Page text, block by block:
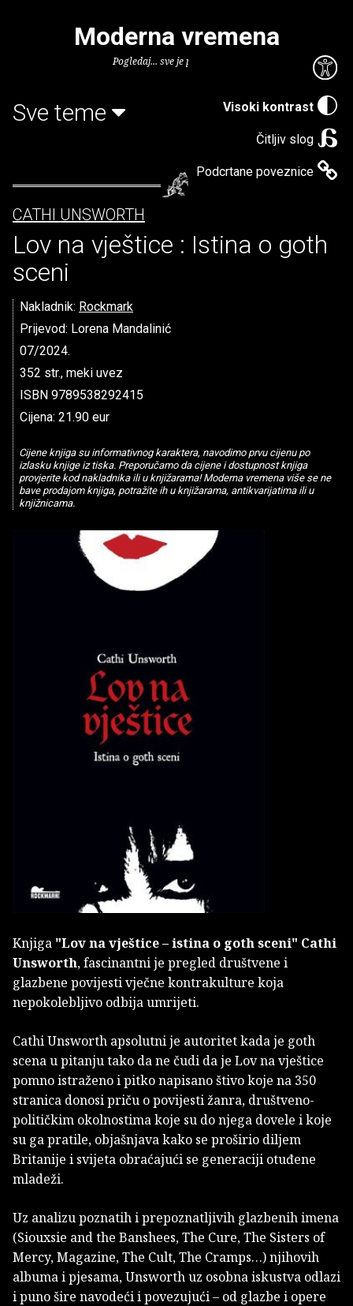
Visoki kontrast
Čitljiv slog
Podcrtane poveznice
Moderna vremena
Pogledaj... sve je puno knjiga.
Sve teme
CATHI UNSWORTH
Lov na vještice : Istina o goth
sceni
Nakladnik: Rockmark
Prijevod: Lorena Mandalinić
07/2024.
352 str., meki uvez
ISBN 9789538292415
Cijena: 21.90 eur
Cijene knjiga su informativnog karaktera, navodimo prvu cijenu po
izlasku knjige iz tiska. Preporučamo da cijene i dostupnost knjiga
provjerite kod nakladnika ili u knjižarama! Moderna vremena više se ne
bave prodajom knjiga, potražite ih u knjižarama, antikvarijatima ili u
knjižnicama.
Knjiga "Lov na vještice – istina o goth sceni" Cathi
Unsworth, fascinantni je pregled društvene i
glazbene povijesti vječne kontrakulture koja
nepokolebljivo odbija umrijeti.
Cathi Unsworth apsolutni je autoritet kada je goth
scena u pitanju tako da ne čudi da je Lov na vještice
pomno istraženo i pitko napisano štivo koje na 350
stranica donosi priču o povijesti žanra, društveno-
političkim okolnostima koje su do njega dovele i koje
su ga pratile, objašnjava kako se proširio diljem
Britanije i svijeta obraćajući se generaciji otuđene
mladeži.
Uz analizu poznatih i prepoznatljivih glazbenih imena
(Siouxsie and the Banshees, The Cure, The Sisters of
Mercy, Magazine, The Cult, The Cramps…) njihovih
albuma i pjesama, Unsworth uz osobna iskustva odlazi
i puno šire navodeći i povezujući – od glazbe i opere